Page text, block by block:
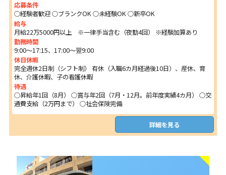
応募条件
○経験者歓迎 ○ブランクOK ○未経験OK ○新卒OK
給与
月給22万5000円以上 ※一律手当含む（夜勤4回） ※経験加算あり
勤務時間
9:00～17:15、17:00～翌9:00
休日休暇
完全週休2日制（シフト制） 有休（入職6カ月経過後10日）、産休、育
休、介護休暇、子の看護休暇
待遇
○昇給年1回（8月） ○賞与年2回（7月・12月。前年度実績4カ月） ○交
通費支給（2万円まで） ○社会保険完備
詳細を見る